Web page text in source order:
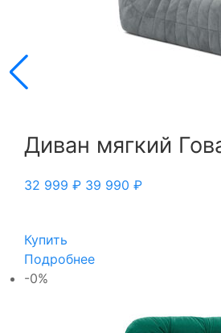
Диван мягкий
32 999 ₽ 39 990 ₽
Купить
Подробнее
-0%